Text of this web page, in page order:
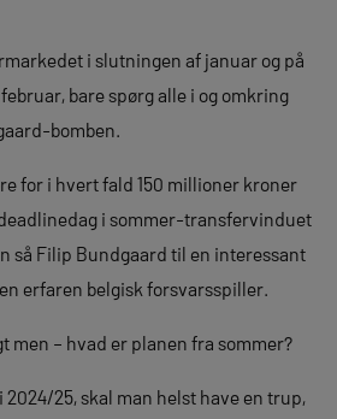
i slutningen af januar og på
bare spørg alle i og omkring
bomben.
for i hvert fald 150 millioner kroner
i sommer-transfervinduet
så Filip Bundgaard til en interessant
erfaren belgisk forsvarsspiller.
men – hvad er planen fra sommer?
2024/25, skal man helst have en trup,